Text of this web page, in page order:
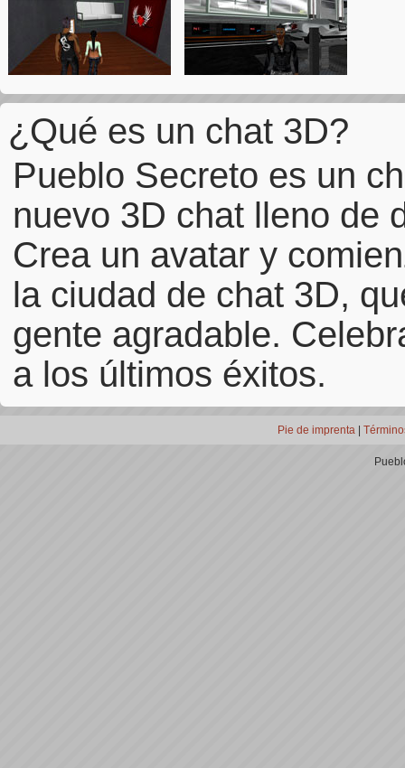
¿Qué es un chat 3D?
Pueblo Secreto es un
nuevo 3D chat lleno de
Crea un avatar y
la ciudad de chat 3D,
gente agradable.
a los últimos éxitos.
Pie de imprenta